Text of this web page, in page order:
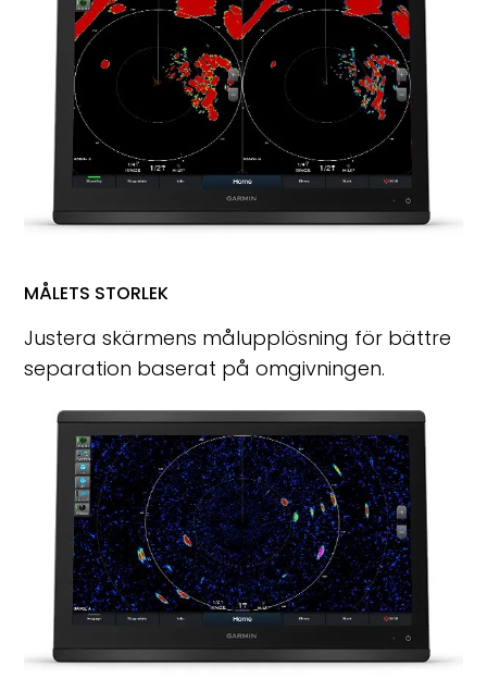
MÅLETS STORLEK
Justera skärmens målupplösning för bättre
separation baserat på omgivningen.